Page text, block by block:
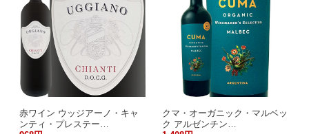
赤ワイン ウッジアーノ・キャ
ンティ・プレステー…
クマ・オーガニック・マルベッ
ク アルゼンチン…